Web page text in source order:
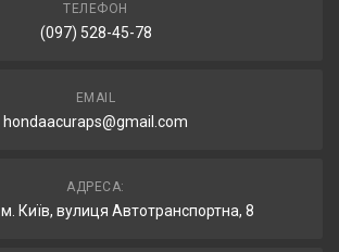
ТЕЛЕФОН
(097) 528-45-78
EMAIL
hondaacuraps@gmail.com
АДРЕСА:
м. Київ, вулиця Автотранспортна, 8